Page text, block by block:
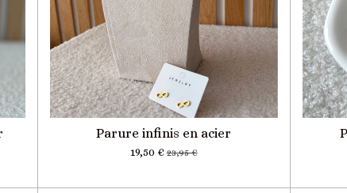
Parure infinis en acier
19,50 € 23,95 €